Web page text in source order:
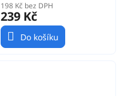
198 Kč bez DPH
239 Kč
Do košíku